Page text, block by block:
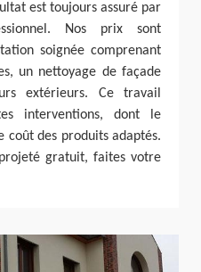
est toujours assuré par
Nos prix sont
soignée comprenant
un nettoyage de façade
extérieurs. Ce travail
interventions, dont le
des produits adaptés.
gratuit, faites votre